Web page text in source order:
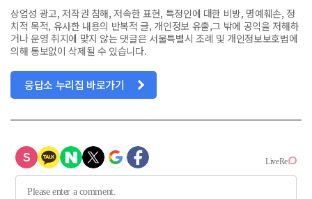
상업성 광고, 저작권 침해, 저속한 표현, 특정인에 대한 비방, 명예훼손, 정
치적 목적, 유사한 내용의 반복적 글, 개인정보 유출,그 밖에 공익을 저해하
거나 운영 취지에 맞지 않는 댓글은 서울특별시 조례 및 개인정보보호법에
의해 통보없이 삭제될 수 있습니다.
응답소 누리집 바로가기